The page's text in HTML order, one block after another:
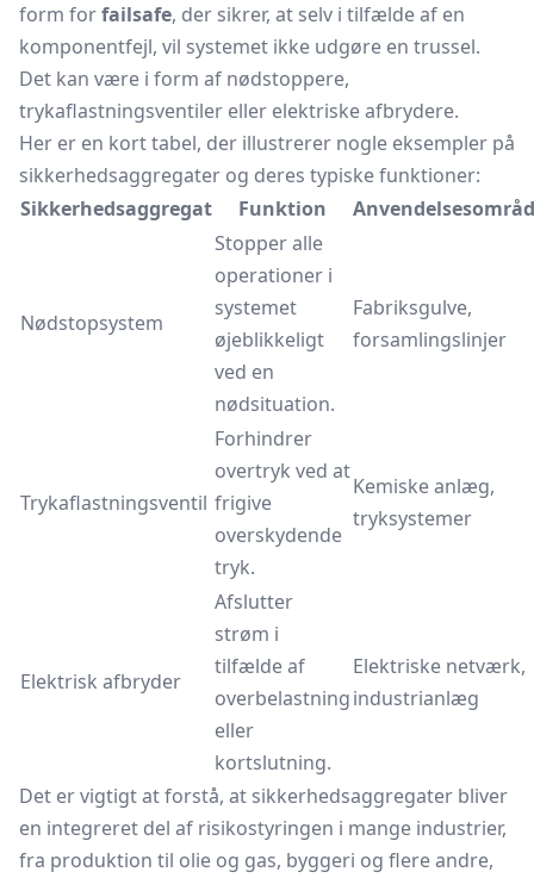
form forfailsafe, der sikrer, at selv i tilfælde af en
komponentfejl, vil systemet ikke udgøre en trussel.
Det kan være i form af nødstoppere,
trykaflastningsventiler eller elektriske afbrydere.
Her er en kort tabel, der illustrerer nogle eksempler på
sikkerhedsaggregater og deres typiske funktioner:
Sikkerhedsaggregat
Funktion
Nødstopsystem
Stopper alle
operationer i
systemet
øjeblikkeligt
ved en
nødsituation.
Fabriksgulve,
forsamlingslinjer
Trykaflastningsventil
Forhindrer
overtryk ved at
frigive
overskydende
tryk.
Kemiske anlæg,
tryksystemer
Elektrisk afbryder
Afslutter
strøm i
tilfælde af
overbelastning
eller
kortslutning.
Elektriske netværk,
industrianlæg
Det er vigtigt at forstå, at sikkerhedsaggregater bliver
en integreret del af risikostyringen i mange industrier,
fra produktion til olie og gas, byggeri og flere andre,